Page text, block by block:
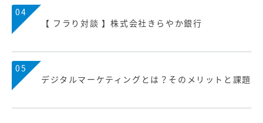
04
【 フラり対談 】株式会社きらやか銀行
05
デジタルマーケティングとは？そのメリットと課題